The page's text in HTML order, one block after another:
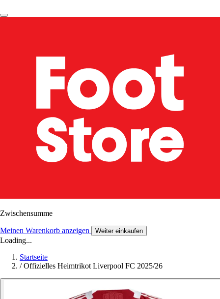
Zwischensumme
Meinen Warenkorb anzeigen Weiter einkaufen
Loading...
Startseite
/ Offizielles Heimtrikot Liverpool FC 2025/26